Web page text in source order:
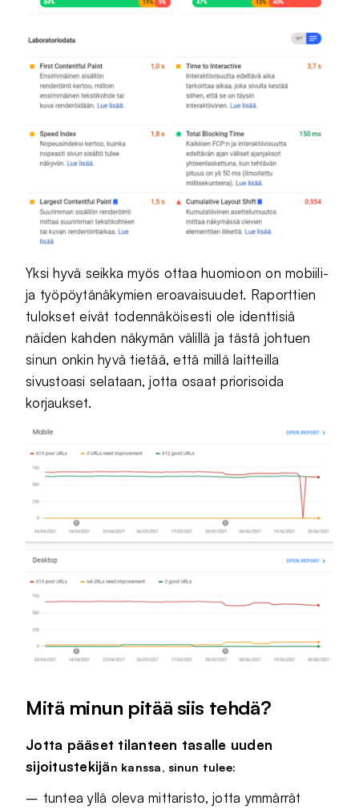
Yksi hyvä seikka myös ottaa huomioon on mobiili-
ja työpöytänäkymien eroavaisuudet. Raporttien
tulokset eivät todennäköisesti ole identtisiä
näiden kahden näkymän välillä ja tästä johtuen
sinun onkin hyvä tietää, että millä laitteilla
sivustoasi selataan, jotta osaat priorisoida
korjaukset.
Mitä minun pitää siis tehdä?
Jotta pääset tilanteen tasalle uuden
sijoitustekijän kanssa, sinun tulee:
– tuntea yllä oleva mittaristo, jotta ymmärrät